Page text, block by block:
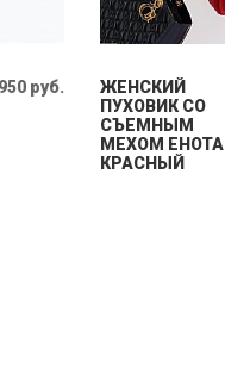
руб.
ЖЕНСКИЙ
ПУХОВИК СО
СЪЕМНЫМ
МЕХОМ ЕНОТА
КРАСНЫЙ